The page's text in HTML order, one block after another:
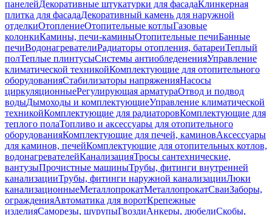
панелейДекоративные штукатурки для фасадаКлинкерная
плитка для фасадаДекоративный камень для наружной
отделкиОтоплениеОтопительные котлыГазовые
колонкиКамины, печи-каминыОтопительные печиБанные
печиВодонагревателиРадиаторы отопления, батареиТеплый
полТеплые плинтусыСистемы антиобледененияУправление
климатической техникойКомплектующие для отопительного
оборудованияСтабилизаторы напряженияНасосы
циркуляционныеРегулирующая арматураОтвод и подвод
водыДымоходы и комплектующиеУправление климатической
техникойКомплектующие для радиаторовКомплектующие для
теплого полаТопливо и аксессуары для отопительного
оборудованияКомплектующие для печей, каминовАксессуары
для каминов, печейКомплектующие для отопительных котлов,
водонагревателейКанализацияТросы сантехнические,
вантузыПрочистные машиныТрубы, фитинги внутренней
канализацииТрубы, фитинги наружной канализацииЛюки
канализационныеМеталлопрокатМеталлопрокатСваиЗаборы,
огражденияАвтоматика для воротКрепежные
изделияСаморезы, шурупыГвоздиАнкеры, дюбелиСкобы,